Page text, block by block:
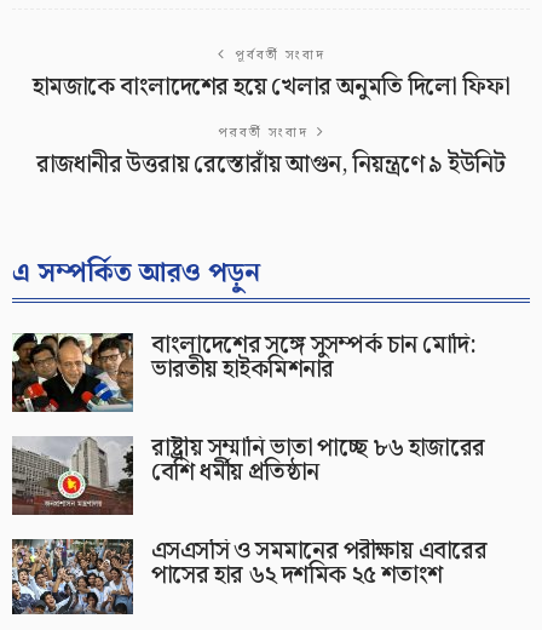
পূর্ববর্তী সংবাদ
হামজাকে বাংলাদেশের হয়ে খেলার অনুমতি দিলো ফিফা
পরবর্তী সংবাদ
রাজধানীর উত্তরায় রেস্তোরাঁয় আগুন, নিয়ন্ত্রণে ৯ ইউনিট
এ সম্পর্কিত আরও পড়ুন
বাংলাদেশের সঙ্গে সুসম্পর্ক চান মোদি:
ভারতীয় হাইকমিশনার
রাষ্ট্রীয় সম্মানি ভাতা পাচ্ছে ৮৬ হাজারের
বেশি ধর্মীয় প্রতিষ্ঠান
এসএসসি ও সমমানের পরীক্ষায় এবারের
পাসের হার ৬২ দশমিক ২৫ শতাংশ